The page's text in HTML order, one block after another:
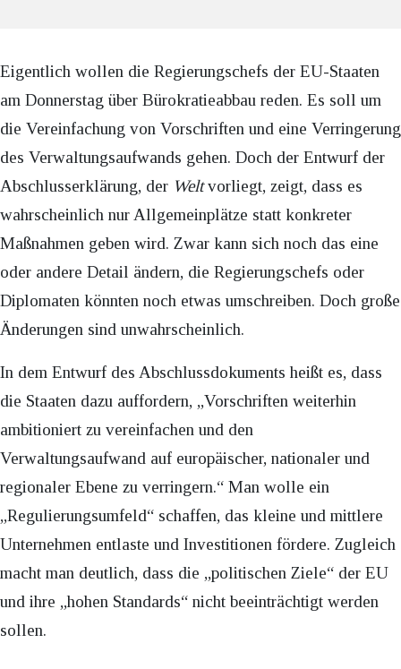
Eigentlich wollen die Regierungschefs der EU-Staaten
am Donnerstag über Bürokratieabbau reden. Es soll um
die Vereinfachung von Vorschriften und eine Verringerung
des Verwaltungsaufwands gehen. Doch der Entwurf der
Abschlusserklärung, der Weltvorliegt, zeigt, dass es
wahrscheinlich nur Allgemeinplätze statt konkreter
Maßnahmen geben wird. Zwar kann sich noch das eine
oder andere Detail ändern, die Regierungschefs oder
Diplomaten könnten noch etwas umschreiben. Doch große
Änderungen sind unwahrscheinlich.
In dem Entwurf des Abschlussdokuments heißt es, dass
die Staaten dazu auffordern, „Vorschriften weiterhin
ambitioniert zu vereinfachen und den
Verwaltungsaufwand auf europäischer, nationaler und
regionaler Ebene zu verringern.“ Man wolle ein
„Regulierungsumfeld“ schaffen, das kleine und mittlere
Unternehmen entlaste und Investitionen fördere. Zugleich
macht man deutlich, dass die „politischen Ziele“ der EU
und ihre „hohen Standards“ nicht beeinträchtigt werden
sollen.